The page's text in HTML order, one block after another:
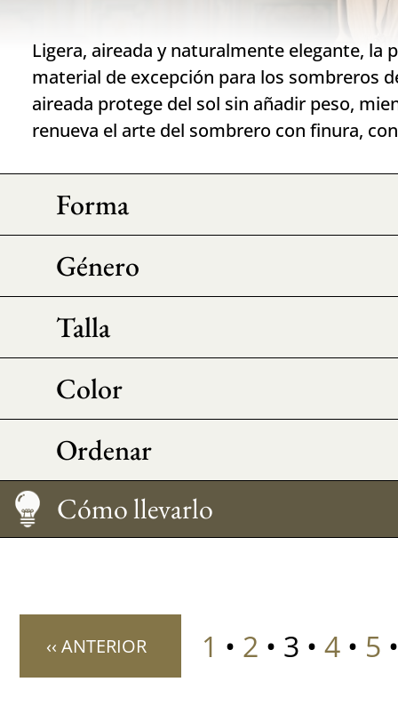
Ligera, aireada y naturalmente elegante, la
material de excepción para los sombreros
aireada protege del sol sin añadir peso,
renueva el arte del sombrero con finura,
Forma
Género
Talla
Color
Ordenar
Cuidado
Consejos morfo
Cómo llevarlo
‹‹ ANTERIOR 1 • 2 • 3 • 4• 5